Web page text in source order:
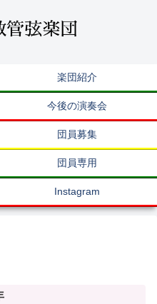
楽団紹介
今後の演奏会
団員募集
団員専用
Instagram